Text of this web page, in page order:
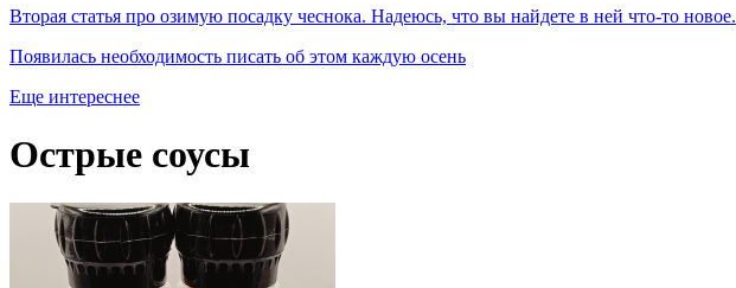
Вторая статья про озимую посадку чеснока. Надеюсь, что вы найдете в ней что-то новое.
Появилась необходимость писать об этом каждую осень
Еще интереснее
Острые соусы